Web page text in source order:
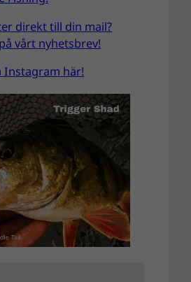
direkt till din mail?
vårt nyhetsbrev!
Instagram här!